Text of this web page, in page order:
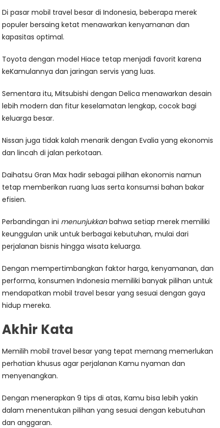
Di pasar mobil travel besar di Indonesia, beberapa merek
populer bersaing ketat menawarkan kenyamanan dan
kapasitas optimal.
Toyota dengan model Hiace tetap menjadi favorit karena
keKamulannya dan jaringan servis yang luas.
Sementara itu, Mitsubishi dengan Delica menawarkan desain
lebih modern dan fitur keselamatan lengkap, cocok bagi
keluarga besar.
Nissan juga tidak kalah menarik dengan Evalia yang ekonomis
dan lincah di jalan perkotaan.
Daihatsu Gran Max hadir sebagai pilihan ekonomis namun
tetap memberikan ruang luas serta konsumsi bahan bakar
efisien.
Perbandingan ini menunjukkanbahwa setiap merek memiliki
keunggulan unik untuk berbagai kebutuhan, mulai dari
perjalanan bisnis hingga wisata keluarga.
Dengan mempertimbangkan faktor harga, kenyamanan, dan
performa, konsumen Indonesia memiliki banyak pilihan untuk
mendapatkan mobil travel besar yang sesuai dengan gaya
hidup mereka.
Akhir Kata
Memilih mobil travel besar yang tepat memang memerlukan
perhatian khusus agar perjalanan Kamu nyaman dan
menyenangkan.
Dengan menerapkan 9 tips di atas, Kamu bisa lebih yakin
dalam menentukan pilihan yang sesuai dengan kebutuhan
dan anggaran.